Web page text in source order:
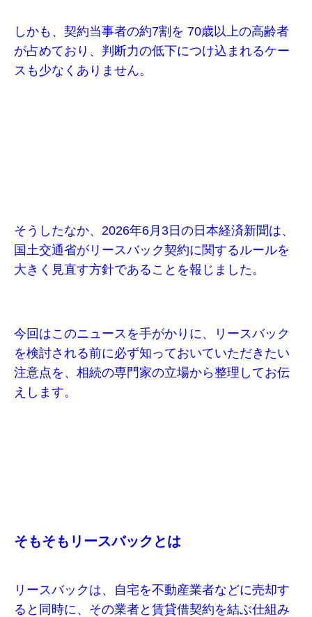
しかも、契約当事者の約7割を 70歳以上の高齢者
が占めており、判断力の低下につけ込まれるケー
スも少なくありません。
そうしたなか、2026年6月3日の日本経済新聞は、
国土交通省がリースバック契約に関するルールを
大きく見直す方針であることを報じました。
今回はこのニュースを手がかりに、リースバック
を検討される前に必ず知っておいていただきたい
注意点を、相続の専門家の立場から整理してお伝
えします。
そもそもリースバックとは
リースバックは、自宅を不動産業者などに売却す
ると同時に、その業者と賃貸借契約を結ぶ仕組み